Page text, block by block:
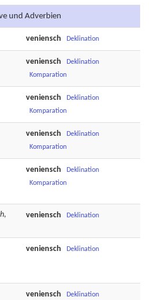
und Adverbien
veniensch Deklination
veniensch
Deklination
Komparation
veniensch
Deklination
Komparation
veniensch
Deklination
Komparation
veniensch
Deklination
Komparation
veniensch Deklination
veniensch Deklination
veniensch
Deklination